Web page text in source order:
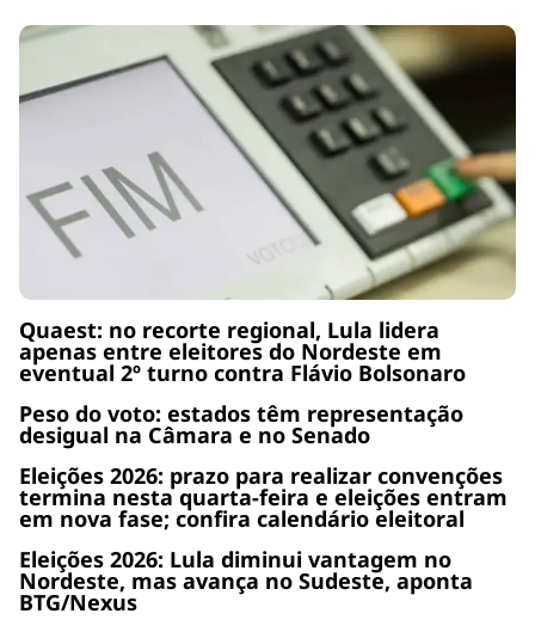
Quaest: no recorte regional, Lula lidera
apenas entre eleitores do Nordeste em
eventual 2º turno contra Flávio Bolsonaro
Peso do voto: estados têm representação
desigual na Câmara e no Senado
Eleições 2026: prazo para realizar convenções
termina nesta quarta-feira e eleições entram
em nova fase; confira calendário eleitoral
Eleições 2026: Lula diminui vantagem no
Nordeste, mas avança no Sudeste, aponta
BTG/Nexus